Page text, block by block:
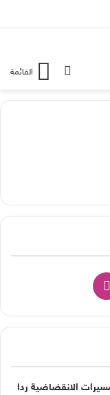
القائمةبحث عن
ن
ت
الانقضاضية ردا